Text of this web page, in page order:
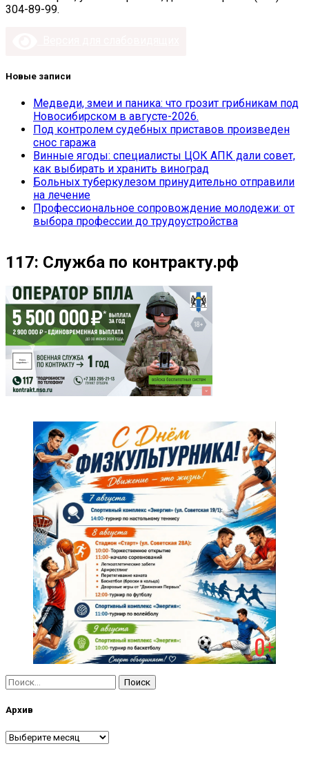
304-89-99.
Новые записи
Медведи, змеи и паника: что грозит грибникам под
Новосибирском в августе-2026.
Под контролем судебных приставов произведен
снос гаража
Винные ягоды: специалисты ЦОК АПК дали совет,
как выбирать и хранить виноград
Больных туберкулезом принудительно отправили
на лечение
Профессиональное сопровождение молодежи: от
выбора профессии до трудоустройства
117: Служба по контракту.рф
Найти:
Архив
Архив